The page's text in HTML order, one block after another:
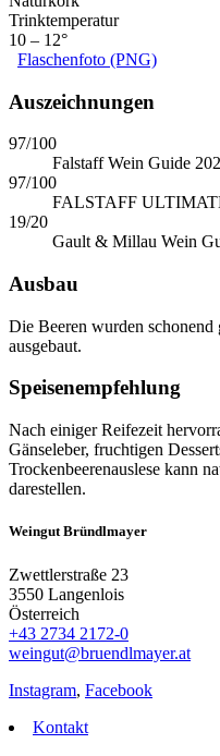
Trinktemperatur
10 – 12°
Flaschenfoto (PNG)
Auszeichnungen
97/100
Falstaff Wein Guide
97/100
FALSTAFF
19/20
Gault & Millau Wein
Ausbau
Die Beeren wurden schonend
ausgebaut.
Speisenempfehlung
Nach einiger Reifezeit
Gänseleber, fruchtigen
Trockenbeerenauslese kann
darestellen.
Weingut Bründlmayer
Zwettlerstraße 23
3550 Langenlois
Österreich
+43 2734 2172-0
weingut@bruendlmayer.at
Instagram, Facebook
Kontakt